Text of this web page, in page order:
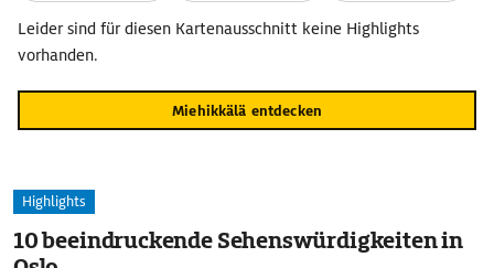
Leider sind für diesen Kartenausschnitt keine Highlights
vorhanden.
Miehikkälä entdecken
Highlights
10 beeindruckende Sehenswürdigkeiten in